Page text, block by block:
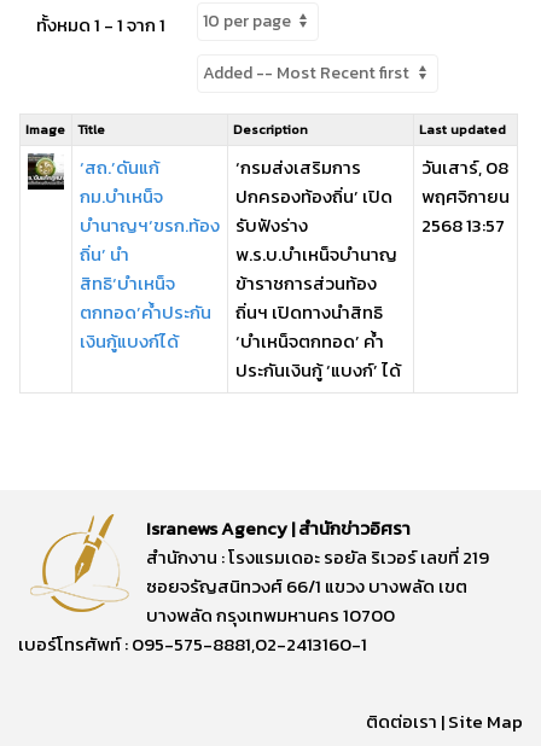
ทั้งหมด 1 - 1 จาก 1
Image Title Description Last updated
‘สถ.’ดันแก้
กม.บำเหน็จ
บำนาญฯ‘ขรก.ท้อง
ถิ่น’ นำ
สิทธิ‘บำเหน็จ
ตกทอด’ค้ำประกัน
เงินกู้แบงก์ได้
‘กรมส่งเสริมการ
ปกครองท้องถิ่น’ เปิด
รับฟังร่าง
พ.ร.บ.บำเหน็จบำนาญ
ข้าราชการส่วนท้อง
ถิ่นฯ เปิดทางนำสิทธิ
‘บำเหน็จตกทอด’ ค้ำ
ประกันเงินกู้ ‘แบงก์’ ได้
วันเสาร์, 08
พฤศจิกายน
2568 13:57
Isranews Agency | สำนักข่าวอิศรา
สำนักงาน : โรงแรมเดอะ รอยัล ริเวอร์ เลขที่ 219
ซอยจรัญสนิทวงศ์ 66/1 แขวง บางพลัด เขต
บางพลัด กรุงเทพมหานคร 10700
เบอร์โทรศัพท์ : 095-575-8881,02-2413160-1
ติดต่อเรา |Site Map